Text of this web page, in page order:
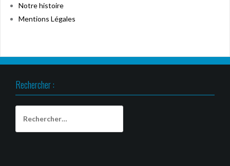
Notre histoire
Mentions Légales
Rechercher :